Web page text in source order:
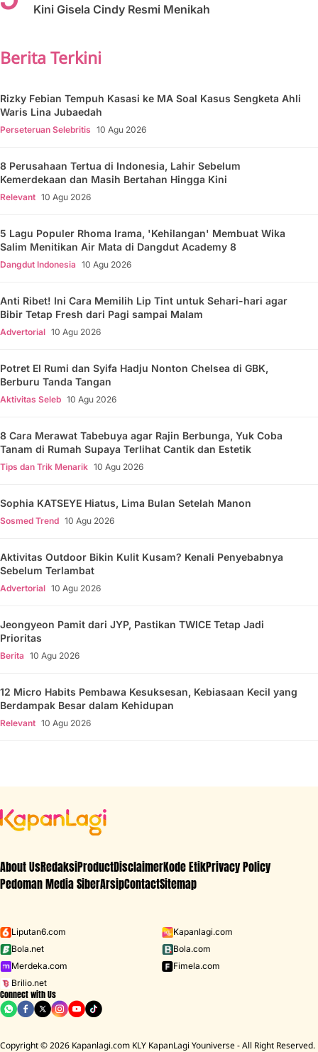
Kini Gisela Cindy Resmi Menikah
Berita Terkini
Rizky Febian Tempuh Kasasi ke MA Soal Kasus Sengketa Ahli
Waris Lina Jubaedah
Perseteruan Selebritis 10 Agu 2026
8 Perusahaan Tertua di Indonesia, Lahir Sebelum
Kemerdekaan dan Masih Bertahan Hingga Kini
Relevant 10 Agu 2026
5 Lagu Populer Rhoma Irama, 'Kehilangan' Membuat Wika
Salim Menitikan Air Mata di Dangdut Academy 8
Dangdut Indonesia 10 Agu 2026
Anti Ribet! Ini Cara Memilih Lip Tint untuk Sehari-hari agar
Bibir Tetap Fresh dari Pagi sampai Malam
Advertorial 10 Agu 2026
Potret El Rumi dan Syifa Hadju Nonton Chelsea di GBK,
Berburu Tanda Tangan
Aktivitas Seleb 10 Agu 2026
8 Cara Merawat Tabebuya agar Rajin Berbunga, Yuk Coba
Tanam di Rumah Supaya Terlihat Cantik dan Estetik
Tips dan Trik Menarik 10 Agu 2026
Sophia KATSEYE Hiatus, Lima Bulan Setelah Manon
Sosmed Trend 10 Agu 2026
Aktivitas Outdoor Bikin Kulit Kusam? Kenali Penyebabnya
Sebelum Terlambat
Advertorial 10 Agu 2026
Jeongyeon Pamit dari JYP, Pastikan TWICE Tetap Jadi
Prioritas
Berita 10 Agu 2026
12 Micro Habits Pembawa Kesuksesan, Kebiasaan Kecil yang
Berdampak Besar dalam Kehidupan
Relevant 10 Agu 2026
About UsRedaksiProductDisclaimerKode EtikPrivacy Policy
Pedoman Media SiberArsipContactSitemap
Liputan6.com
Kapanlagi.com
Bola.net
Bola.com
Merdeka.com
Fimela.com
Brilio.net
Connect with Us
Copyright © 2026 Kapanlagi.com KLY KapanLagi Youniverse - All Right Reserved.